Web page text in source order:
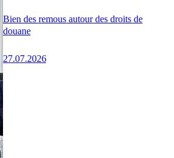
Bien des remous autour des droits de
douane
27.07.2026